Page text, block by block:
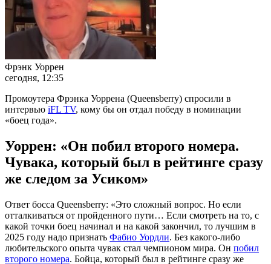
Фрэнк Уоррен
сегодня, 12:35
Промоутера Фрэнка Уоррена (Queensberry) спросили в
интервью iFL TV, кому бы он отдал победу в номинации
«боец года».
Уоррен: «Он побил второго номера.
Чувака, который был в рейтинге сразу
же следом за Усиком»
Ответ босса Queensberry: «Это сложный вопрос. Но если
отталкиваться от пройденного пути… Если смотреть на то, с
какой точки боец начинал и на какой закончил, то лучшим в
2025 году надо признать Фабио Уордли. Без какого-либо
любительского опыта чувак стал чемпионом мира. Он побил
второго номера. Бойца, который был в рейтинге сразу же